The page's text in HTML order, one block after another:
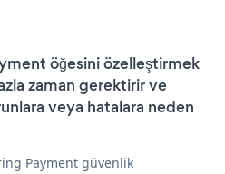
öğesini özelleştirmek
zaman gerektirir ve
veya hatalara neden
Payment güvenlik